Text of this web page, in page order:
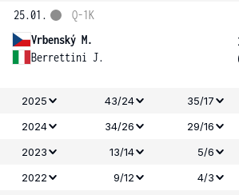
25.01.
Vrbenský M.
Berrettini J.
Q-1K
2025 43/24 35/17
2024
34/26 29/16
2023
13/14 5/6
2022
9/12 4/3